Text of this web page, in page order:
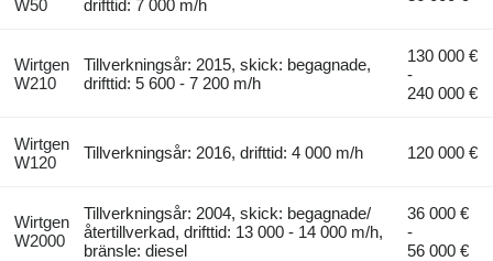
W50
drifttid: 7 000 m/h
Wirtgen
W210
Tillverkningsår: 2015, skick: begagnade,
drifttid: 5 600 - 7 200 m/h
130 000 €
-
240 000 €
Wirtgen
W120
Tillverkningsår: 2016, drifttid: 4 000 m/h 120 000 €
Wirtgen
W2000
Tillverkningsår: 2004, skick: begagnade/
återtillverkad, drifttid: 13 000 - 14 000 m/h,
bränsle: diesel
36 000 €
-
56 000 €